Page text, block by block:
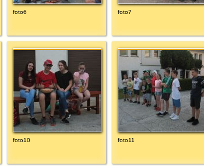
foto6 foto7
foto10 foto11